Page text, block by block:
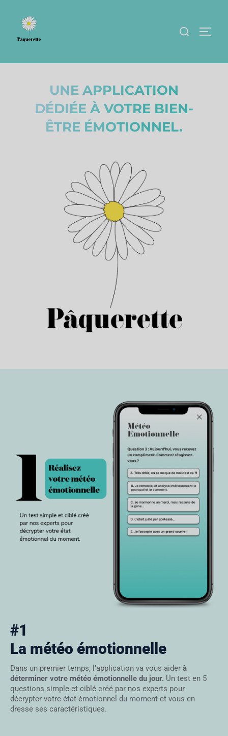
UNE APPLICATION
DÉDIÉE À VOTRE BIEN-
ÊTRE ÉMOTIONNEL.
#1
La météo émotionnelle
Dans un premier temps, l’application va vous aider à
déterminer votre météo émotionnelle du jour. Un test en 5
questions simple et ciblé créé par nos experts pour
décrypter votre état émotionnel du moment et vous en
dresse ses caractéristiques.